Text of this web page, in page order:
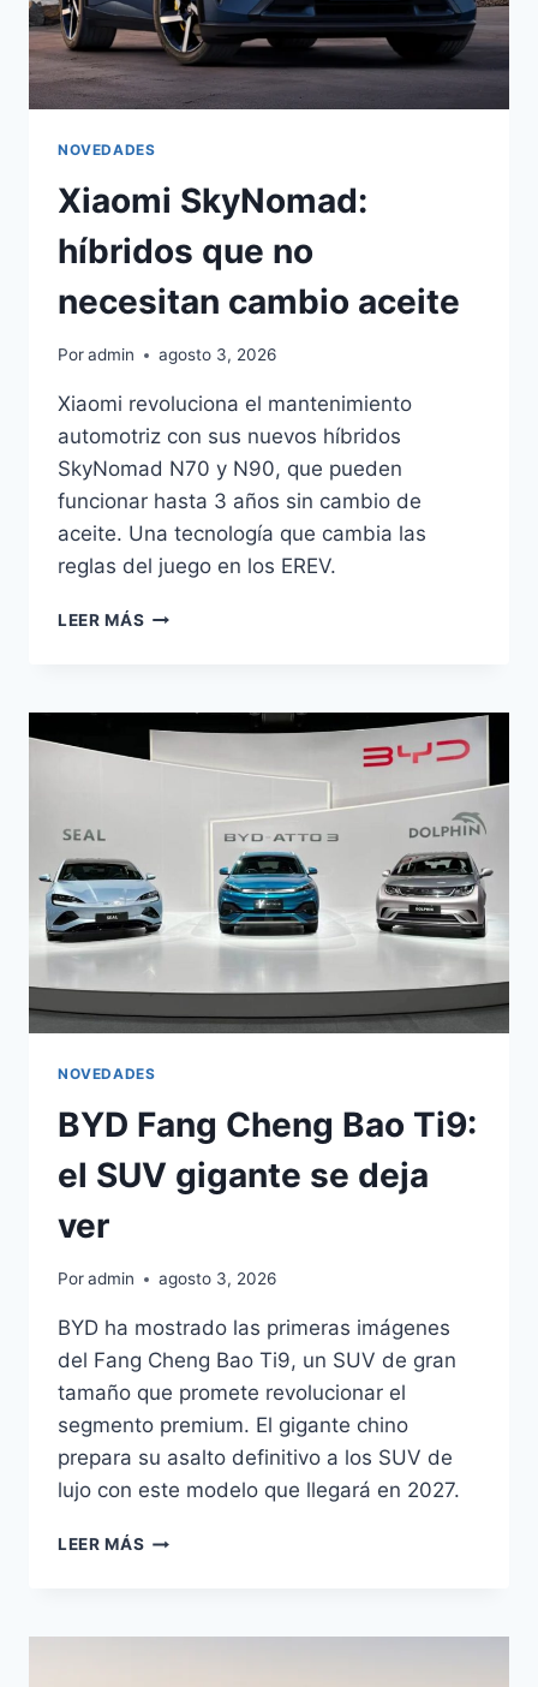
NOVEDADES
Xiaomi SkyNomad:
híbridos que no
necesitan cambio aceite
Poradmin agosto 3, 2026
Xiaomi revoluciona el mantenimiento
automotriz con sus nuevos híbridos
SkyNomad N70 y N90, que pueden
funcionar hasta 3 años sin cambio de
aceite. Una tecnología que cambia las
reglas del juego en los EREV.
LEER MÁS XIAOMI
NO
NECESITAN
CAMBIO
NOVEDADES
BYD Fang Cheng Bao Ti9:
el SUV gigante se deja
ver
Poradmin agosto 3, 2026
BYD ha mostrado las primeras imágenes
del Fang Cheng Bao Ti9, un SUV de gran
tamaño que promete revolucionar el
segmento premium. El gigante chino
prepara su asalto definitivo a los SUV de
lujo con este modelo que llegará en 2027.
LEER MÁS BYD
TI9: